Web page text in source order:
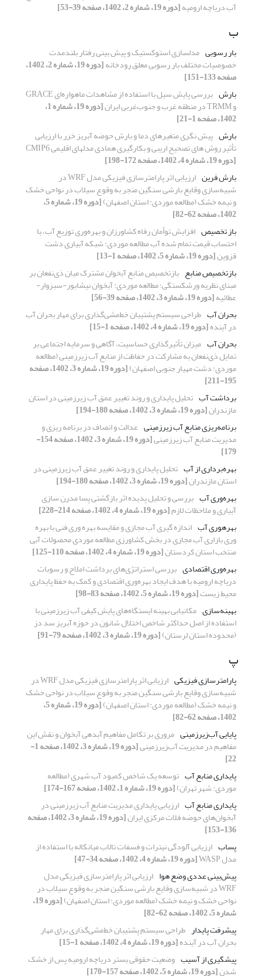
آب دریاچه ارومیه[دوره 19، شماره 2، 1402، صفحه 39-53]
ب
بار رسوبی مدل‎سازی استوکستیک و پیش‏ بینی رفتار بلندمدت
خصوصیات مختلف بار رسوبی معلق رودخانه [دوره 19، شماره 2، 1402،
صفحه 133-151]
بارش
بررسی پایش سیل با استفاده از مشاهدات ماهواره‌ای GRACE
و TRMM در منطقه غرب و جنوب‌غربی ایران [دوره 19، شماره 1،
1402، صفحه 1-21]
بارش پیش نگری متغیرهای دما و بارش حوضه آبریز خزر با ارزیابی
تأثیر روش های تصحیح اریبی و بکارگیری همادی مدل‎های اقلیمی CMIP6
[دوره 19، شماره 4، 1402، صفحه 172-198]
بارش فرین
ارزیابی اثر پارامترسازی فیزیکی مدل WRF در
شبیه‌سازی وقایع بارشی سنگین منجر به وقوع سیلاب در نواحی خشک
و نیمه خشک (مطالعه موردی: استان اصفهان) [دوره 19، شماره 5،
1402، صفحه 62-82]
باز تخصیص افزایش توأمان رفاه کشاورزان و بهره‌وری توزیع آب، با
احتساب قیمت تمام شده آب مطالعه موردی: شبکه آبیاری دشت
قزوین[دوره 19، شماره 5، 1402، صفحه 1-13]
بازتخصیص منابع بازتخصیص منابع آبخوان مشترک میان ذی‌نفعان بر
مبنای نظریه ورشکستگی؛ مطالعه موردی: آبخوان نیشابور-سبزوار-
عطائیه[دوره 19، شماره 3، 1402، صفحه 39-56]
بحران آب طراحی سیستم پشتیبان خط‌مشی‌گذاری برای مهار بحران آب
در آینده[دوره 19، شماره 4، 1402، صفحه 1-15]
بحران آب میزان تأثیرگذاری حساسیت، آگاهی و سرمایه اجتماعی بر
تمایل ذی‌نفعان به مشارکت در حفاظت از منابع آب زیرزمینی (مطالعه
موردی: دشت مهیار جنوبی اصفهان) [دوره 19، شماره 3، 1402، صفحه
195-211]
برداشت آب تحلیل پایداری و روند تغییر عمق آب زیرزمینی در استان
مازندران[دوره 19، شماره 3، 1402، صفحه 180-194]
برنامه‌ریزی منابع آب زیرزمینی عدالت و انصاف در برنامه ریزی و
مدیریت منابع آب زیرزمینی [دوره 19، شماره 3، 1402، صفحه 154-
179]
بهره‌برداری از آب تحلیل پایداری و روند تغییر عمق آب زیرزمینی در
استان مازندران[دوره 19، شماره 3، 1402، صفحه 180-194]
بهره‌وری آب بررسی و تحلیل پدیده اثر بازگشتی پسا مدرن سازی
آبیاری و ملاحظات لازم[دوره 19، شماره 4، 1402، صفحه 214-228]
بهره‎وری آب
اندازه گیری آب مجازی و مقایسه بهره وری فنی با بهره
وری بازاری آب مجازی در بخش کشاورزی مطالعه موردی محصولات آبی
منتخب استان کردستان[دوره 19، شماره 4، 1402، صفحه 110-125]
بهره‌وری اقتصادی بررسی استراتژی‌های برداشت املاح و رسوبات
دریاچه ارومیه با هدف ایجاد بهره‌وری اقتصادی و کمک به حفظ پایداری
محیط‎ زیست
[دوره 19، شماره 5، 1402، صفحه 83-98]
بهینه‌سازی مکانیابی بهینه ایستگاه‌های پایش کیفی آب زیرزمینی با
استفاده از اصل حداکثر شاخص اختلال شانون در حوزه آبریز سد دز
(محدوده استان لرستان)[دوره 19، شماره 3، 1402، صفحه 79-91]
پ
پارامترسازی فیزیکی ارزیابی اثر پارامترسازی فیزیکی مدل WRF در
شبیه‌سازی وقایع بارشی سنگین منجر به وقوع سیلاب در نواحی خشک
و نیمه خشک (مطالعه موردی: استان اصفهان) [دوره 19، شماره 5،
1402، صفحه 62-82]
پایایی آب‌‏زیرزمینی مروری بر تکامل مفاهیم آبدهی آبخوان و نقش این
مفاهیم در مدیریت آب‌زیرزمینی [دوره 19، شماره 3، 1402، صفحه 1-
22]
پایداری منابع آب توسعه یک شاخص کمبود آب شهری (مطالعه
موردی: شهر تهران)[دوره 19، شماره 1، 1402، صفحه 167-174]
پایداری منابع آب ارزیابی پایداری مدیریت منابع آب زیرزمینی در
آبخوان‌های حوضه فلات مرکزی ایران [دوره 19، شماره 3، 1402، صفحه
136-153]
پساب ارزیابی آلودگی نیترات و فسفات تالاب میانکاله با استفاده از
مدل WASP
[دوره 19، شماره 4، 1402، صفحه 34-47]
پیش‌بینی عددی وضع ‌هوا ارزیابی اثر پارامترسازی فیزیکی مدل
WRF در شبیه‌سازی وقایع بارشی سنگین منجر به وقوع سیلاب در
نواحی خشک و نیمه خشک (مطالعه موردی: استان اصفهان) [دوره 19،
شماره 5، 1402، صفحه 62-82]
پیشرفت پایدار طراحی سیستم پشتیبان خط‌مشی‌گذاری برای مهار
بحران آب در آینده[دوره 19، شماره 4، 1402، صفحه 1-15]
پیشگیری از آسیب وضعیت حقوقی بستر دریاچه ارومیه پس از خشک
شدن[دوره 19، شماره 5، 1402، صفحه 157-170]